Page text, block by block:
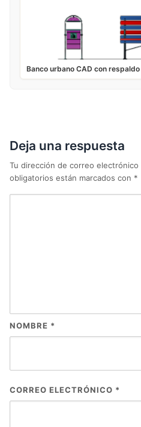
Banco urbano CAD con
Deja una respuesta
Tu dirección de correo electrónico
obligatorios están marcados con *
NOMBRE *
CORREO ELECTRÓNICO *